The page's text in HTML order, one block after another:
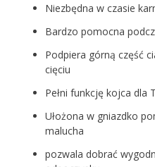
Niezbędna w czasie
Bardzo pomocna
Podpiera górną część
cięciu
Pełni funkcję kojca dla
Ułożona w gniazdko
malucha
pozwala dobrać